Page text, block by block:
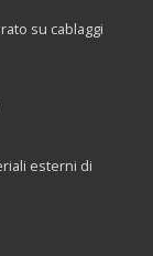
su cablaggi
esterni di